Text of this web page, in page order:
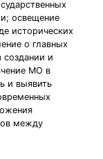
освещение
исторических
о главных
создании и
МО в
и выявить
между